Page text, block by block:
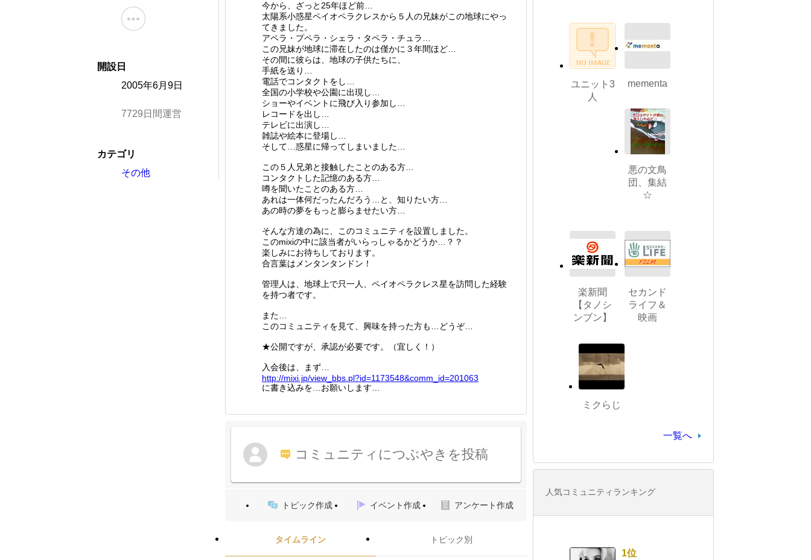
今から、ざっと25年ほど前…
太陽系小惑星ペイオペラクレスから５人の兄妹がこの地球にやっ
てきました。
アペラ・プペラ・シェラ・タペラ・チュラ…
この兄妹が地球に滞在したのは僅かに３年間ほど…
その間に彼らは、地球の子供たちに、
手紙を送り…
電話でコンタクトをし…
全国の小学校や公園に出現し…
ショーやイベントに飛び入り参加し…
レコードを出し…
テレビに出演し…
雑誌や絵本に登場し…
そして…惑星に帰ってしまいました…
この５人兄弟と接触したことのある方…
コンタクトした記憶のある方…
噂を聞いたことのある方…
あれは一体何だったんだろう…と、知りたい方…
あの時の夢をもっと膨らませたい方…
そんな方達の為に、このコミュニティを設置しました。
このmixiの中に該当者がいらっしゃるかどうか…？？
楽しみにお待ちしております。
合言葉はメンタンタンドン！
管理人は、地球上で只一人、ペイオペラクレス星を訪問した経験
を持つ者です。
また…
このコミュニティを見て、興味を持った方も…どうぞ…
★公開ですが、承認が必要です。（宜しく！）
入会後は、まず…
http://mixi.jp/view_bbs.pl?id=1173548&comm _id=201063
に書き込みを…お願いします…
コミュニティにつぶやきを投稿
トピック作成 イベント作成 アンケート作成
タイムライン トピック別
開設日
2005年6月9日
7729日間運営
カテゴリ
その他
ユニット3
人
mementa
悪の文鳥
団、集結
☆
楽新聞
【タノシ
ンブン】
セカンド
ライフ＆
映画
ミクらじ
一覧へ
人気コミュニティランキング
1位